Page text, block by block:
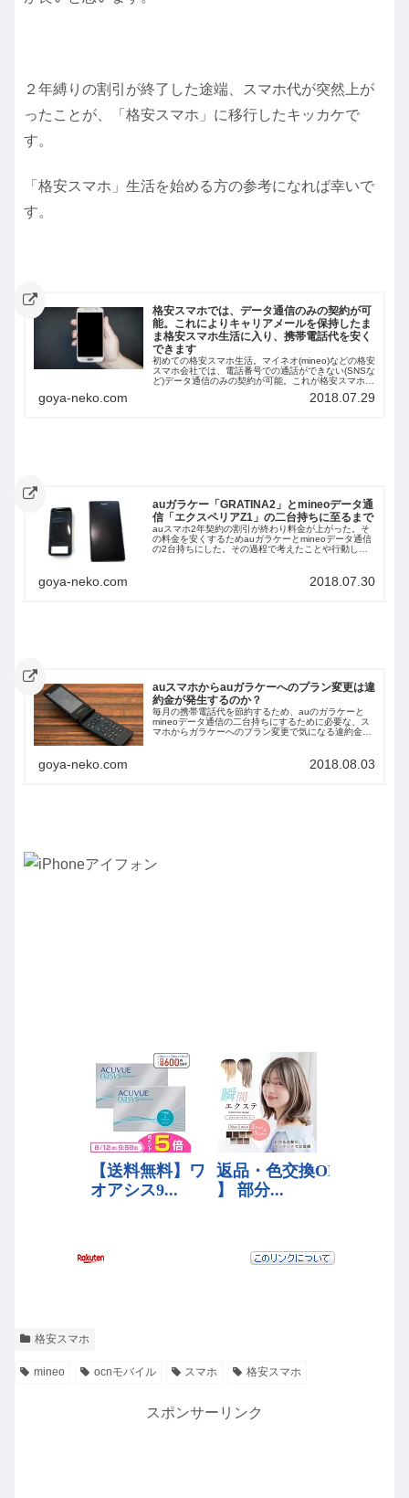
２年縛りの割引が終了した途端、スマホ代が突然上が
ったことが、「格安スマホ」に移行したキッカケで
す。
「格安スマホ」生活を始める方の参考になれば幸いで
す。
格安スマホでは、データ通信のみの契約が可
能。これによりキャリアメールを保持したま
ま格安スマホ生活に入り、携帯電話代を安く
できます
初めての格安スマホ生活。マイネオ(mineo)などの格安
スマホ会社では、電話番号での通話ができない(SNSな
ど)データ通信のみの契約が可能。これが格安スマホ初
ことで、auのキャリアメールを保持したまま格安スマ
goya-neko.com 2018.07.29
auガラケー「GRATINA2」とmineoデータ通
信「エクスペリアZ1」の二台持ちに至るまで
auスマホ2年契約の割引が終わり料金が上がった。そ
の料金を安くするためauガラケーとmineoデータ通信
の2台持ちにした。その過程で考えたことや行動した
goya-neko.com 2018.07.30
auスマホからauガラケーへのプラン変更は違
約金が発生するのか？
毎月の携帯電話代を節約するため、auのガラケーと
mineoデータ通信の二台持ちにするために必要な、ス
マホからガラケーへのプラン変更で気になる違約金に
で購入しないとローンを組むことになる事を書いてい
goya-neko.com 2018.08.03
格安スマホ
mineo ocnモバイル スマホ 格安スマホ
スポンサーリンク